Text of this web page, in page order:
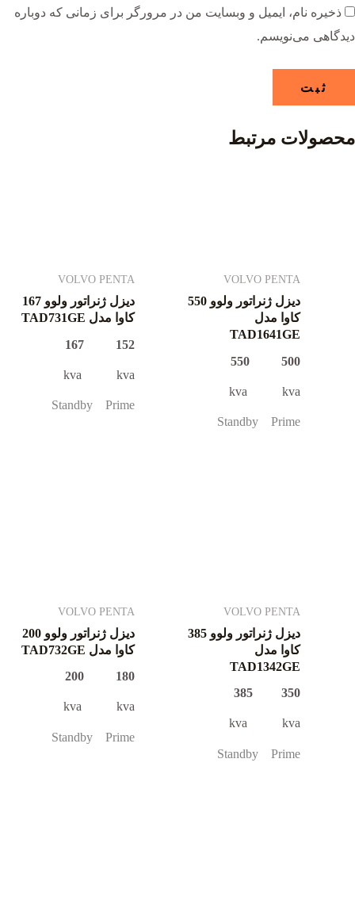
ذخیره نام، ایمیل و وبسایت من در مرورگر برای زمانی که دوباره
دیدگاهی می‌نویسم.
محصولات مرتبط
VOLVO PENTA
دیزل ژنراتور ولوو 550
کاوا مدل
TAD1641GE
500 550
kva kva
Standby Prime
VOLVO PENTA
دیزل ژنراتور ولوو 167
کاوا مدل TAD731GE
152 167
kva kva
Standby Prime
VOLVO PENTA
دیزل ژنراتور ولوو 385
کاوا مدل
TAD1342GE
350 385
kva kva
Standby Prime
VOLVO PENTA
دیزل ژنراتور ولوو 200
کاوا مدل TAD732GE
180 200
kva kva
Standby Prime